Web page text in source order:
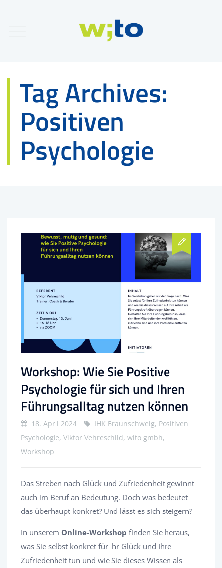
Tag Archives:
Positiven
Psychologie
Workshop: Wie Sie Positive
Psychologie für sich und Ihren
Führungsalltag nutzen können
18. April 2024
IHK Braunschweig, Positiven
Psychologie, Viktor Vehreschild, wito gmbh,
Workshop
Das Streben nach Glück und Zufriedenheit gewinnt
auch im Beruf an Bedeutung. Doch was bedeutet
das überhaupt konkret? Und lässt es sich steigern?
In unserem Online-Workshop finden Sie heraus,
was Sie selbst konkret für Ihr Glück und Ihre
Zufriedenheit tun und wie Sie dieses Wissen als